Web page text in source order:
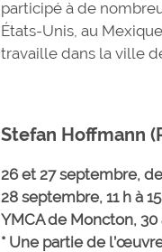
participé à de
États-Unis, au
travaille dans la ville
Stefan Hoffmann
26 et 27 septembre, de
28 septembre, 11 h à
YMCA de Moncton,
* Une partie de